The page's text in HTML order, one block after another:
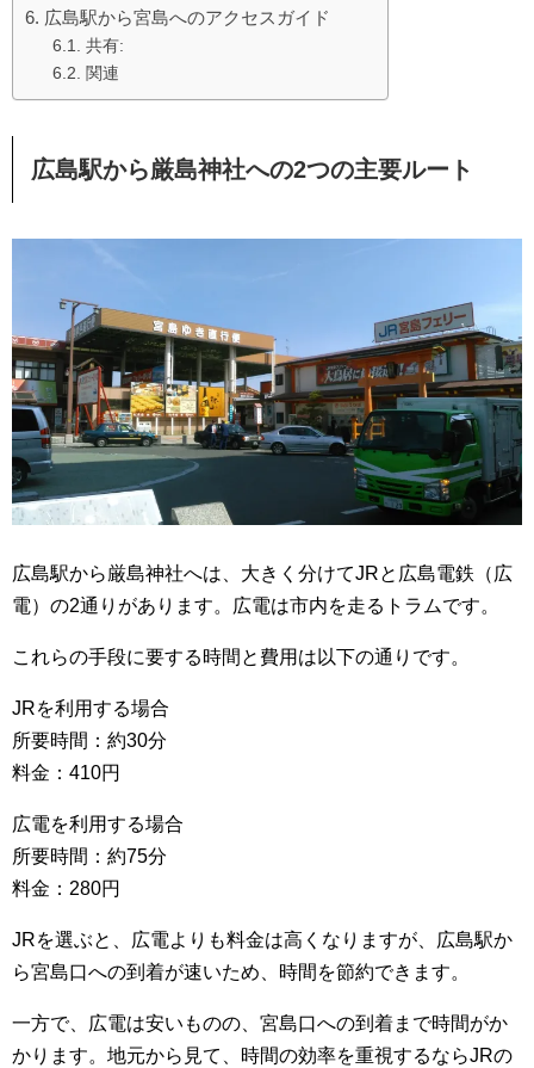
広島駅から宮島へのアクセスガイド
共有:
関連
広島駅から厳島神社への2つの主要ルート
広島駅から厳島神社へは、大きく分けてJRと広島電鉄（広
電）の2通りがあります。広電は市内を走るトラムです。
これらの手段に要する時間と費用は以下の通りです。
JRを利用する場合
所要時間：約30分
料金：410円
広電を利用する場合
所要時間：約75分
料金：280円
JRを選ぶと、広電よりも料金は高くなりますが、広島駅か
ら宮島口への到着が速いため、時間を節約できます。
一方で、広電は安いものの、宮島口への到着まで時間がか
かります。地元から見て、時間の効率を重視するならJRの